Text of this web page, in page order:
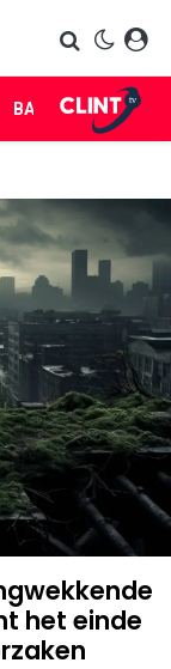
BABES LIFE
het einde